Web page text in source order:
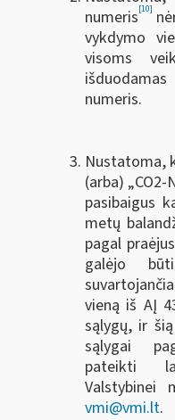
numeris[10]
vykdymo
visoms
numeris.
Nustatoma,
(arba)
pasibaigus
metų
pagal
galėjo
vieną iš AĮ
sąlygų, ir
sąlygai
pateikti
Valstybinei
vmi@vmi.lt.